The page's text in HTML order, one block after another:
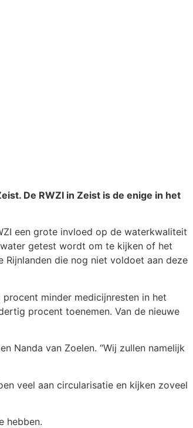
De RWZI in Zeist is de enige in het
een grote invloed op de waterkwaliteit
getest wordt om te kijken of het
Rijnlanden die nog niet voldoet aan deze
minder medicijnresten in het
procent toenemen. Van de nieuwe
Nanda van Zoelen. “Wij zullen namelijk
veel aan circularisatie en kijken zoveel
hebben.